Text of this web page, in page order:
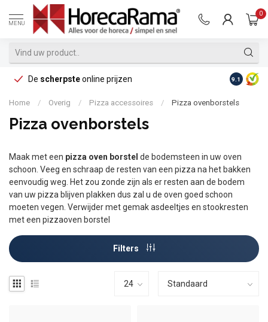
MENU
0
De scherpsteonline prijzen Op
9.1
Home / Overig / Pizza accessoires / Pizza ovenborstels
Pizza ovenborstels
Maak met een pizza oven borstel de bodemsteen in uw oven
schoon. Veeg en schraap de resten van een pizza na het bakken
eenvoudig weg. Het zou zonde zijn als er resten aan de bodem
van uw pizza blijven plakken dus zal u de oven goed schoon
moeten vegen. Verwijder met gemak asdeeltjes en stookresten
met een pizzaoven borstel
Filters